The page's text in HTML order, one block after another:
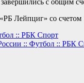
с общим
Лейпциг» со
:: РБК Спорт
:: Футбол :: РБК